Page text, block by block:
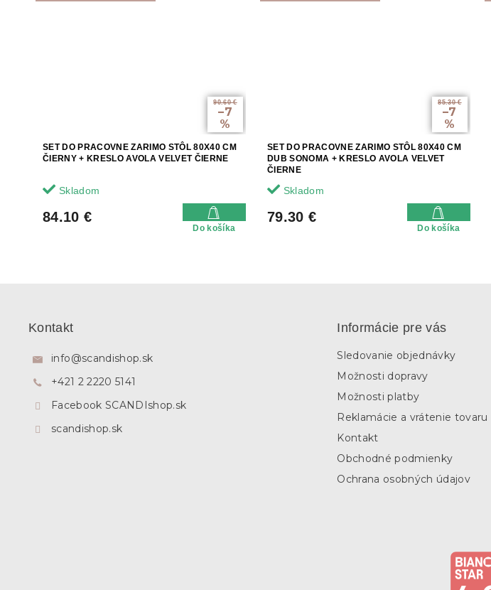
90.60 €
–7
%
SET DO PRACOVNE ZARIMO STÔL 80X40 CM
ČIERNY + KRESLO AVOLA VELVET ČIERNE
Skladom
84.10 €
Do košíka
85.30 €
–7
%
SET DO PRACOVNE ZARIMO STÔL 80X40 CM
DUB SONOMA + KRESLO AVOLA VELVET
ČIERNE
Skladom
79.30 €
Do košíka
Kontakt
info@scandishop.sk
+421 2 2220 5141
Facebook SCANDIshop.sk
scandishop.sk
Informácie pre vás
Sledovanie objednávky
Možnosti dopravy
Možnosti platby
Reklamácie a vrátenie tovaru
Kontakt
Obchodné podmienky
Ochrana osobných údajov